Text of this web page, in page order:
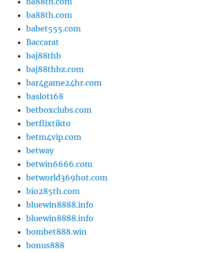
ba88th.com
babet555.com
Baccarat
baj88thb
baj88thbz.com
bar4game24hr.com
baslot168
betboxclubs.com
betflixtikto
betm4vip.com
betway
betwin6666.com
betworld369hot.com
bio285th.com
bluewin8888.info
bluewin8888.info
bombet888.win
bonus888